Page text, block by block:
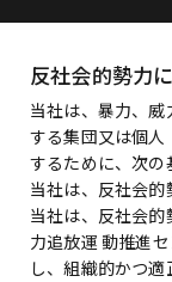
反社会的勢力
当社は、暴力、
する集団又は個
するために、次の
当社は、反社会的
当社は、反社会
力追放運 動推進
し、組織的かつ適